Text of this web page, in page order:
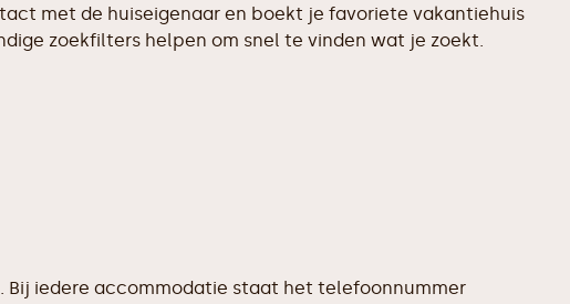
met de huiseigenaar en boekt je favoriete vakantiehuis
zoekfilters helpen om snel te vinden wat je zoekt.
Bij iedere accommodatie staat het telefoonnummer